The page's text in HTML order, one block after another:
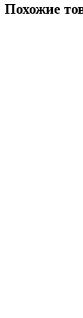
Похожие